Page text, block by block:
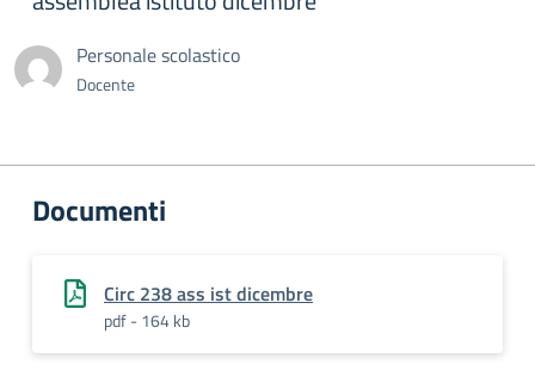
Personale scolastico
Docente
Documenti
Circ 238 ass ist dicembre
pdf - 164 kb